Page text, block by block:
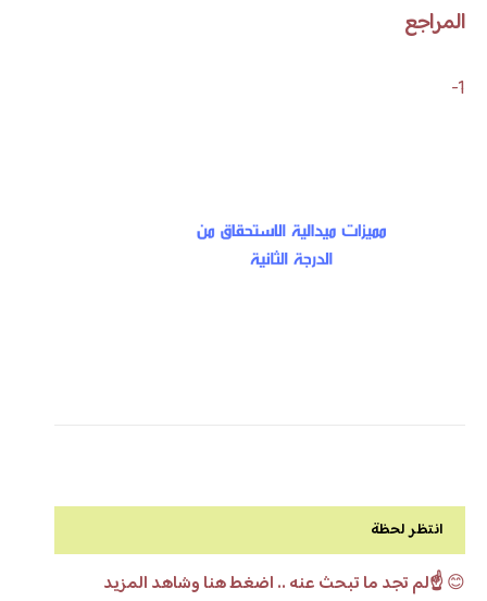
المراجع
1-
انتظر لحظة
😊☝️لم تجد ما تبحث عنه .. اضغط هنا وشاهد المزيد